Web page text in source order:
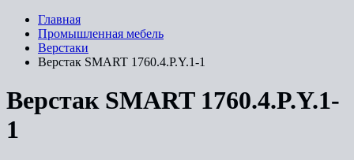
Главная
Промышленная мебель
Верстаки
Верстак SMART 1760.4.P.Y.1-1
Верстак SMART 1760.4.P.Y.1-
1